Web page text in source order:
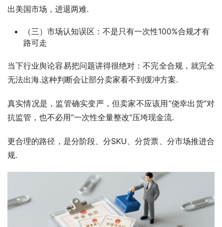
出美国市场，进退两难.
（三）市场认知误区：不是只有一次性100%合规才有
路可走
当下行业舆论容易把问题讲得很绝对：不完全合规，就完全
无法出海.这种判断会让部分卖家看不到缓冲方案.
真实情况是，监管确实变严，但卖家不应该用“侥幸出货”对
抗监管，也不必用“一次性全量整改”压垮现金流.
更合理的路径，是分阶段、分SKU、分货票、分市场推进合
规.